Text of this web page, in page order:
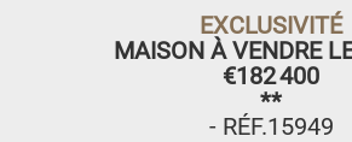
EXCLUSIVITÉ
MAISON À VENDRE
€182 400
**
- RÉF.15949